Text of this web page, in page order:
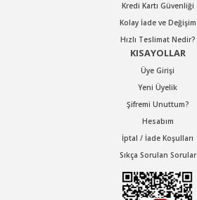
Kredi Kartı Güvenliği
Kolay İade ve Değişim
Hızlı Teslimat Nedir?
KISAYOLLAR
Üye Girişi
Yeni Üyelik
Şifremi Unuttum?
Hesabım
İptal / İade Koşulları
Sıkça Sorulan Sorular